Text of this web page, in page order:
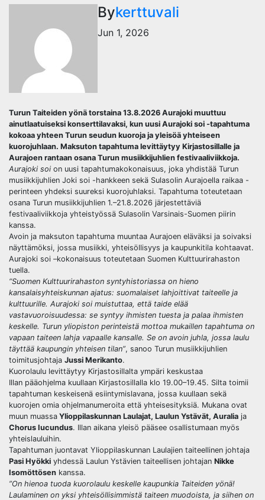
Bykerttuvali
Jun 1, 2026
Turun Taiteiden yönä torstaina 13.8.2026 Aurajoki muuttuu
ainutlaatuiseksi konserttilavaksi, kun uusi Aurajoki soi -tapahtuma
kokoaa yhteen Turun seudun kuoroja ja yleisöä yhteiseen
kuorojuhlaan. Maksuton tapahtuma levittäytyy Kirjastosillalle ja
Aurajoen rantaan osana Turun musiikkijuhlien festivaaliviikkoja.
Aurajoki soi on uusi tapahtumakokonaisuus, joka yhdistää Turun
musiikkijuhlien Joki soi -hankkeen sekä Sulasolin Aurajoella raikaa -
perinteen yhdeksi suureksi kuorojuhlaksi. Tapahtuma toteutetaan
osana Turun musiikkijuhlien 1.–21.8.2026 järjestettäviä
festivaaliviikkoja yhteistyössä Sulasolin Varsinais-Suomen piirin
kanssa.
Avoin ja maksuton tapahtuma muuntaa Aurajoen eläväksi ja soivaksi
näyttämöksi, jossa musiikki, yhteisöllisyys ja kaupunkitila kohtaavat.
Aurajoki soi –kokonaisuus toteutetaan Suomen Kulttuurirahaston
tuella.
“Suomen Kulttuurirahaston syntyhistoriassa on hieno
kansalaisyhteiskunnan ajatus: suomalaiset lahjoittivat taiteelle ja
kulttuurille. Aurajoki soi muistuttaa, että taide elää
vastavuoroisuudessa: se syntyy ihmisten tuesta ja palaa ihmisten
keskelle. Turun yliopiston perinteistä mottoa mukaillen tapahtuma on
vapaan taiteen lahja vapaalle kansalle. Se on avoin juhla, jossa laulu
täyttää kaupungin yhteisen tilan”, sanoo Turun musiikkijuhlien
toimitusjohtaja Jussi Merikanto.
Kuorolaulu levittäytyy Kirjastosillalta ympäri keskustaa
Illan pääohjelma kuullaan Kirjastosillalla klo 19.00–19.45. Silta toimii
tapahtuman keskeisenä esiintymislavana, jossa kuullaan sekä
kuorojen omia ohjelmanumeroita että yhteisesityksiä. Mukana ovat
muun muassa Ylioppilaskunnan Laulajat, Laulun Ystävät, Auralia ja
Chorus Iucundus. Illan aikana yleisö pääsee osallistumaan myös
yhteislauluihin.
Tapahtuman juontavat Ylioppilaskunnan Laulajien taiteellinen johtaja
Pasi Hyökki yhdessä Laulun Ystävien taiteellisen johtajan Nikke
Isomöttösen kanssa.
”On hienoa tuoda kuorolaulu keskelle kaupunkia Taiteiden yönä!
Laulaminen on yksi yhteisöllisimmistä taiteen muodoista, ja siihen on